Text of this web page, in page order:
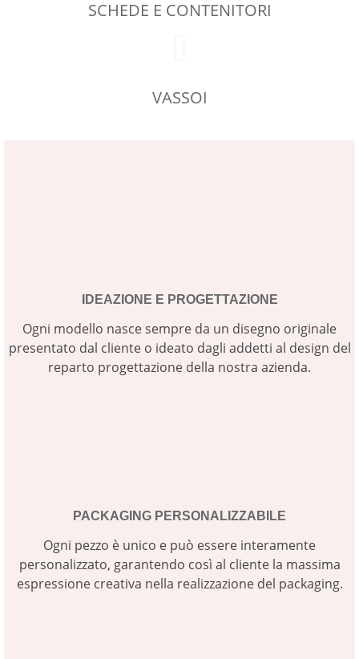
SCHEDE E CONTENITORI
VASSOI
IDEAZIONE E PROGETTAZIONE
Ogni modello nasce sempre da un disegno originale
presentato dal cliente o ideato dagli addetti al design del
reparto progettazione della nostra azienda.
PACKAGING PERSONALIZZABILE
Ogni pezzo è unico e può essere interamente
personalizzato, garantendo così al cliente la massima
espressione creativa nella realizzazione del packaging.